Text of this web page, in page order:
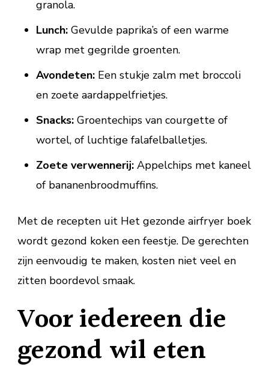
granola.
Lunch:Gevulde paprika’s of een warme
wrap met gegrilde groenten.
Avondeten:Een stukje zalm met broccoli
en zoete aardappelfrietjes.
Snacks:Groentechips van courgette of
wortel, of luchtige falafelballetjes.
Zoete verwennerij:Appelchips met kaneel
of bananenbroodmuffins.
Met de recepten uit Het gezonde airfryer boek
wordt gezond koken een feestje. De gerechten
zijn eenvoudig te maken, kosten niet veel en
zitten boordevol smaak.
Voor iedereen die
gezond wil eten